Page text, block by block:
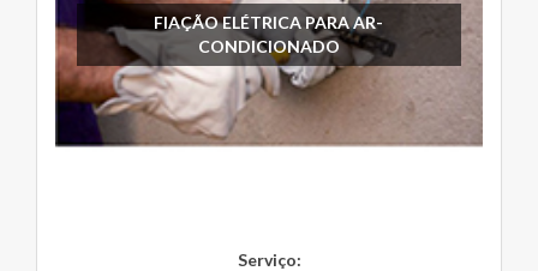
FIAÇÃO ELÉTRICA PARA AR-
CONDICIONADO
Serviço: